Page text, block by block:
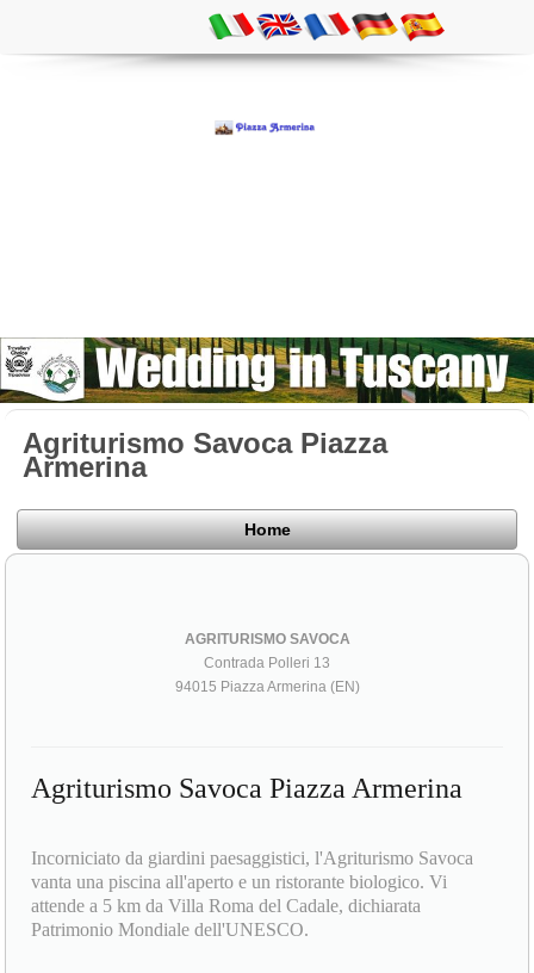
Agriturismo Savoca Piazza
Armerina
Home
AGRITURISMO SAVOCA
Contrada Polleri 13
94015 Piazza Armerina (EN)
Agriturismo Savoca Piazza Armerina
Incorniciato da giardini paesaggistici, l'Agriturismo Savoca
vanta una piscina all'aperto e un ristorante biologico. Vi
attende a 5 km da Villa Roma del Cadale, dichiarata
Patrimonio Mondiale dell'UNESCO.